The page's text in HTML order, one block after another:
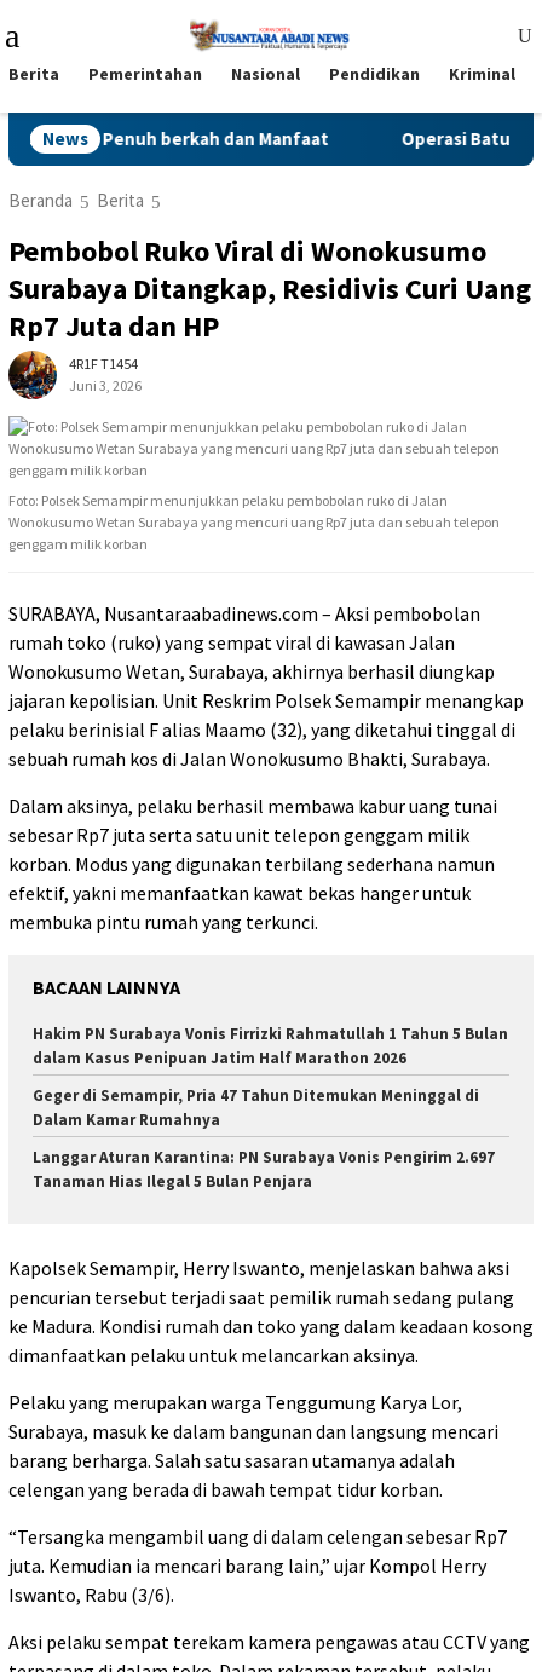
ke
Mobile
Berita Pemerintahan Nasional Pendidikan Kriminal
News
Penuh berkah dan Manfaat Operasi Batu Saluran
Beranda Berita
Pembobol Ruko Viral di Wonokusumo
Surabaya Ditangkap, Residivis Curi Uang
Rp7 Juta dan HP
4R1F T1454
Juni 3, 2026
Foto: Polsek Semampir menunjukkan pelaku pembobolan ruko di Jalan
Wonokusumo Wetan Surabaya yang mencuri uang Rp7 juta dan sebuah telepon
genggam milik korban
SURABAYA, Nusantaraabadinews.com – Aksi pembobolan
rumah toko (ruko) yang sempat viral di kawasan Jalan
Wonokusumo Wetan, Surabaya, akhirnya berhasil diungkap
jajaran kepolisian. Unit Reskrim Polsek Semampir menangkap
pelaku berinisial F alias Maamo (32), yang diketahui tinggal di
sebuah rumah kos di Jalan Wonokusumo Bhakti, Surabaya.
Dalam aksinya, pelaku berhasil membawa kabur uang tunai
sebesar Rp7 juta serta satu unit telepon genggam milik
korban. Modus yang digunakan terbilang sederhana namun
efektif, yakni memanfaatkan kawat bekas hanger untuk
membuka pintu rumah yang terkunci.
BACAAN LAINNYA
Hakim PN Surabaya Vonis Firrizki Rahmatullah 1 Tahun 5 Bulan
dalam Kasus Penipuan Jatim Half Marathon 2026
Geger di Semampir, Pria 47 Tahun Ditemukan Meninggal di
Dalam Kamar Rumahnya
Langgar Aturan Karantina: PN Surabaya Vonis Pengirim 2.697
Tanaman Hias Ilegal 5 Bulan Penjara
Kapolsek Semampir, Herry Iswanto, menjelaskan bahwa aksi
pencurian tersebut terjadi saat pemilik rumah sedang pulang
ke Madura. Kondisi rumah dan toko yang dalam keadaan kosong
dimanfaatkan pelaku untuk melancarkan aksinya.
Pelaku yang merupakan warga Tenggumung Karya Lor,
Surabaya, masuk ke dalam bangunan dan langsung mencari
barang berharga. Salah satu sasaran utamanya adalah
celengan yang berada di bawah tempat tidur korban.
“Tersangka mengambil uang di dalam celengan sebesar Rp7
juta. Kemudian ia mencari barang lain,” ujar Kompol Herry
Iswanto, Rabu (3/6).
Aksi pelaku sempat terekam kamera pengawas atau CCTV yang